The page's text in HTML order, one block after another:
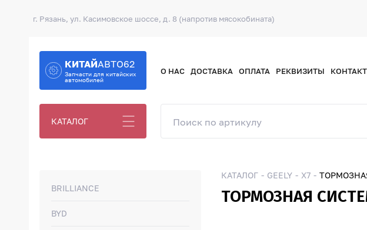
г. Рязань, ул. Касимовское шоссе, д. 8 (напротив мясокобината)
КИТАЙАВТО62
Запчасти для китайских
автомобилей
О НАС ДОСТАВКА ОПЛАТА РЕКВИЗИТЫ
КАТАЛОГ
BRILLIANCE
BYD
КАТАЛОГ GEELY X7
ТОРМОЗНАЯ